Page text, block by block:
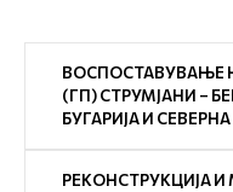
Бизнис заедница
Е-Царина
ВОСПОСТАВУВАЊЕ
(ГП) СТРУМЈАНИ –
БУГАРИЈА И
РЕКОНСТРУКЦИЈА